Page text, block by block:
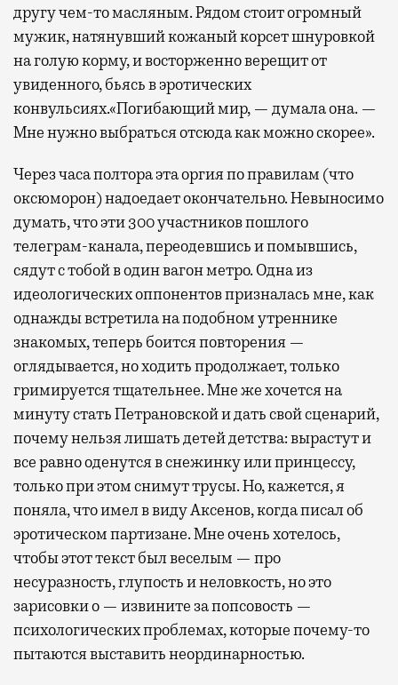
другу чем-то масляным. Рядом стоит огромный
мужик, натянувший кожаный корсет шнуровкой
на голую корму, и восторженно верещит от
увиденного, бьясь в эротических
конвульсиях.«Погибающий мир, — думала она. —
Мне нужно выбраться отсюда как можно скорее».
Через часа полтора эта оргия по правилам (что
оксюморон) надоедает окончательно. Невыносимо
думать, что эти 300 участников пошлого
телеграм-канала, переодевшись и помывшись,
сядут с тобой в один вагон метро. Одна из
идеологических оппонентов призналась мне, как
однажды встретила на подобном утреннике
знакомых, теперь боится повторения —
оглядывается, но ходить продолжает, только
гримируется тщательнее. Мне же хочется на
минуту стать Петрановской и дать свой сценарий,
почему нельзя лишать детей детства: вырастут и
все равно оденутся в снежинку или принцессу,
только при этом снимут трусы. Но, кажется, я
поняла, что имел в виду Аксенов, когда писал об
эротическом партизане. Мне очень хотелось,
чтобы этот текст был веселым — про
несуразность, глупость и неловкость, но это
зарисовки о — извините за попсовость —
психологических проблемах, которые почему-то
пытаются выставить неординарностью.